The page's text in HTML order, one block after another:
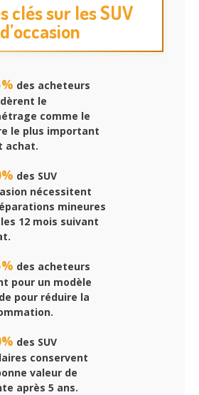
clés sur les SUV
d’occasion
des acheteurs
le
comme le
le plus important
achat.
des SUV
nécessitent
mineures
12 mois suivant
des acheteurs
pour un modèle
pour réduire la
des SUV
conservent
valeur de
après 5 ans.